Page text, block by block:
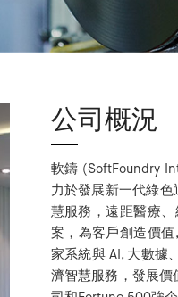
公司概況
軟鑄 (SoftFoundry
⼒於發展新一代綠
慧服務，遠距醫療
案，為客戶創造價值
家系統與 AI, 大數據
濟智慧服務，發展價